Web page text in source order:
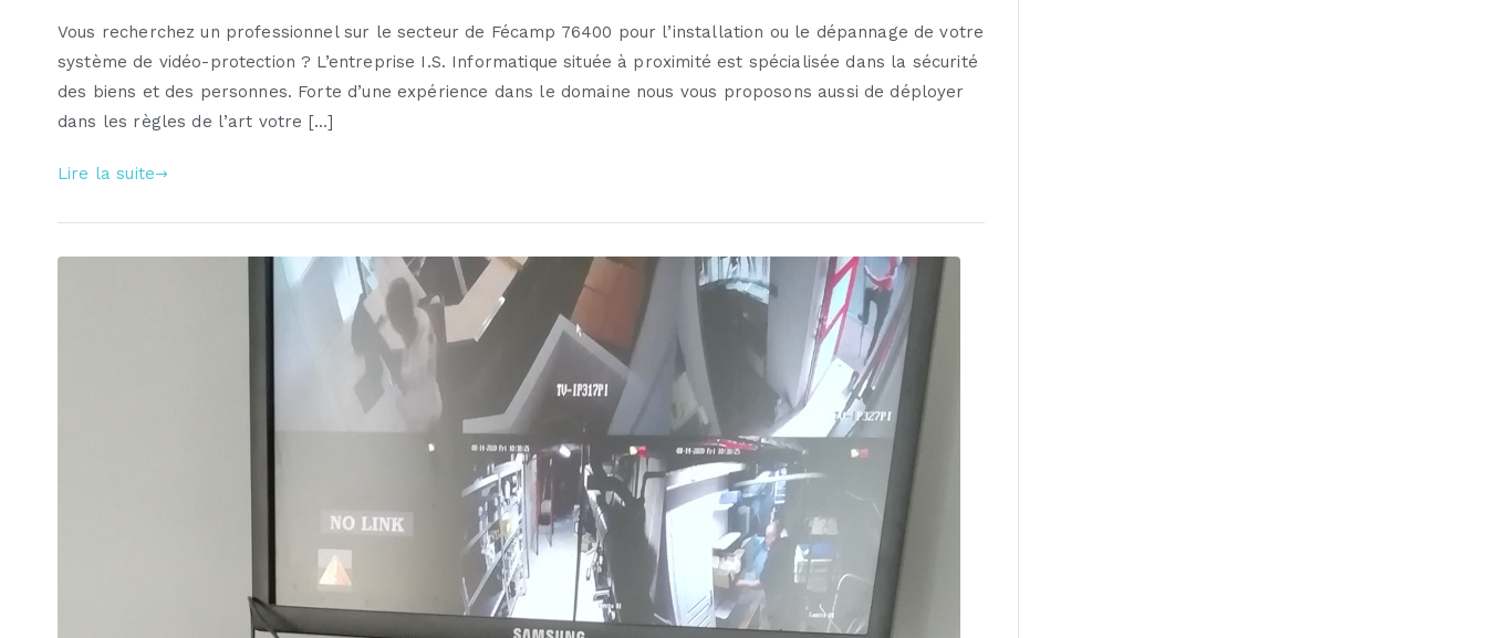
Vous recherchez un professionnel sur le secteur de Fécamp 76400 pour l’installation ou le dépannage de votre
système de vidéo-protection ? L’entreprise I.S. Informatique située à proximité est spécialisée dans la sécurité
des biens et des personnes. Forte d’une expérience dans le domaine nous vous proposons aussi de déployer
dans les règles de l’art votre […]
Lire la suite